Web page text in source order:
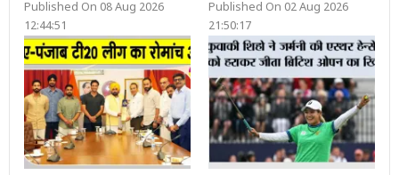
Published On 08 Aug 2026
12:44:51
Published On 02 Aug 2026
21:50:17